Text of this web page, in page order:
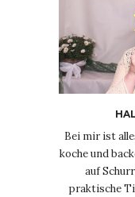
Bei mir ist
koche und
auf
praktische